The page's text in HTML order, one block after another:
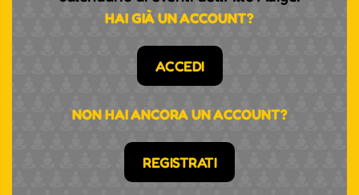
HAI GIÀ UN ACCOUNT?
ACCEDI
NON HAI ANCORA UN ACCOUNT?
REGISTRATI